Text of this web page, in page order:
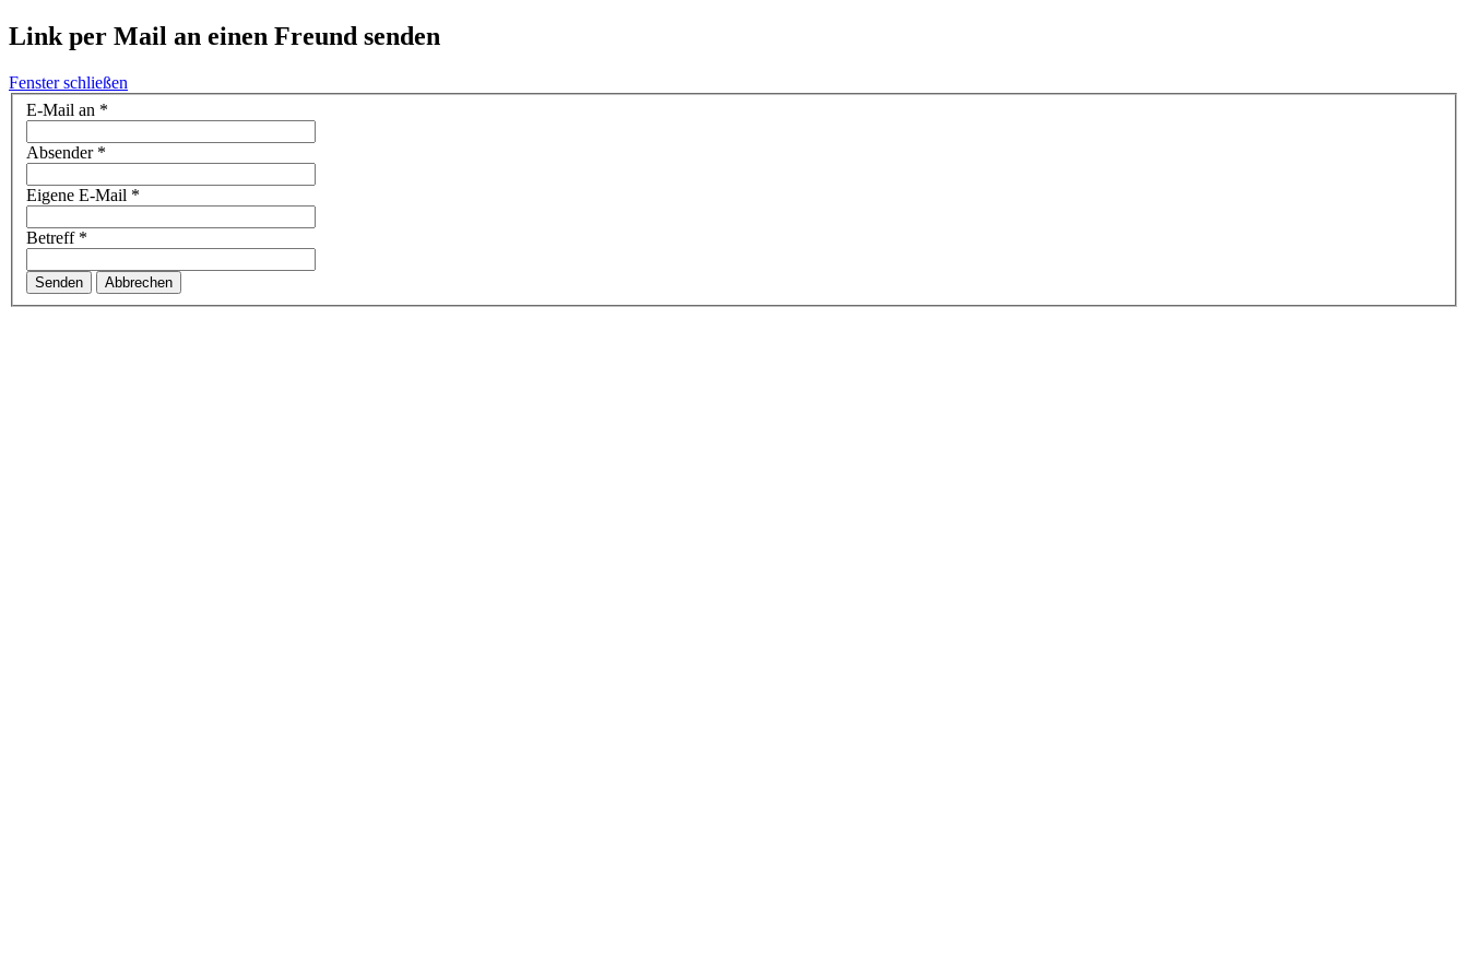
Link per Mail an einen Freund senden
Fenster schließen
E-Mail an *
Absender*
Eigene E-Mail *
Betreff*
Senden Abbrechen